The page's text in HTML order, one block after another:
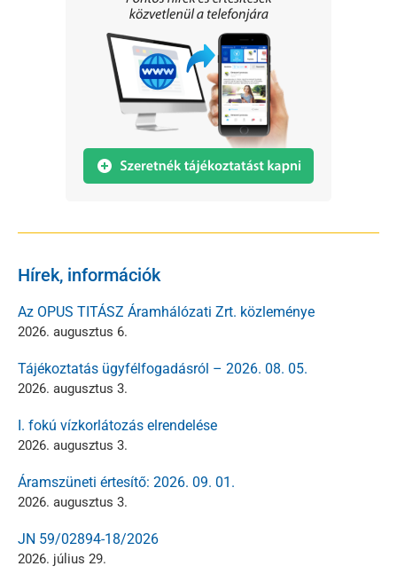
Hírek, információk
Az OPUS TITÁSZ Áramhálózati Zrt. közleménye
2026. augusztus 6.
Tájékoztatás ügyfélfogadásról – 2026. 08. 05.
2026. augusztus 3.
I. fokú vízkorlátozás elrendelése
2026. augusztus 3.
Áramszüneti értesítő: 2026. 09. 01.
2026. augusztus 3.
JN 59/02894-18/2026
2026. július 29.